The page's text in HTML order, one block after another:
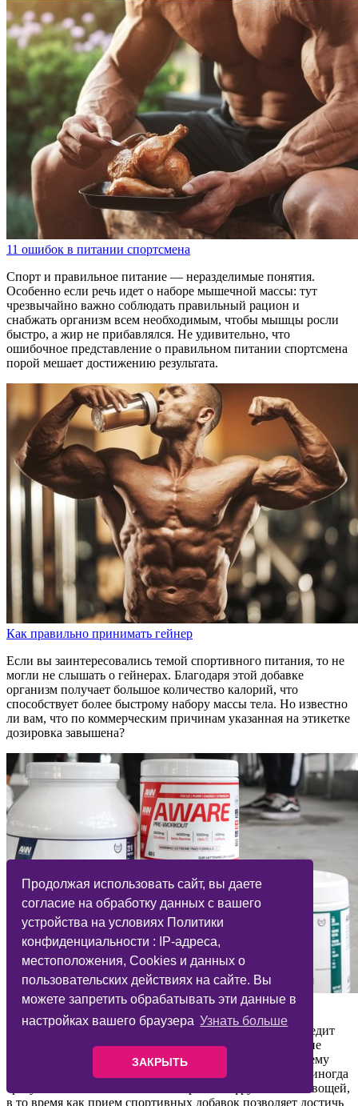
Продолжая использовать сайт, вы даете
согласие на обработку данных с вашего
устройства на условиях Политики
конфиденциальности : IP-адреса,
местоположения, Cookies и данных о
пользовательских действиях на сайте. Вы
можете запретить обрабатывать эти данные в
настройках вашего браузера Узнать больше
ЗАКРЫТЬ
11 ошибок в питании спортсмена
Спорт и правильное питание — неразделимые понятия.
Особенно если речь идет о наборе мышечной массы: тут
чрезвычайно важно соблюдать правильный рацион и
снабжать организм всем необходимым, чтобы мышцы росли
быстро, а жир не прибавлялся. Не удивительно, что
ошибочное представление о правильном питании спортсмена
порой мешает достижению результата.
Как правильно принимать гейнер
Если вы заинтересовались темой спортивного питания, то не
могли не слышать о гейнерах. Благодаря этой добавке
организм получает большое количество калорий, что
способствует более быстрому набору массы тела. Но известно
ли вам, что по коммерческим причинам указанная на этикетке
дозировка завышена?
Заблуждения о спортивном питании
Привычная, вкусная, но слишком калорийная, пища вредит
организму. Но даже самый полезный набор продуктов не
может дать человеку необходимое количество нужных ему
веществ. Чтобы получить суточную норму витаминов, иногда
требуется съесть несколько килограммов фруктов или овощей,
в то время как прием спортивных добавок позволяет достичь